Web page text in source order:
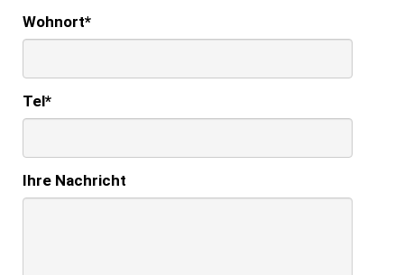
Wohnort*
Tel*
Ihre Nachricht